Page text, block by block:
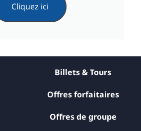
Cliquez ici
Billets & Tours
Offres forfaitaires
Offres de groupe